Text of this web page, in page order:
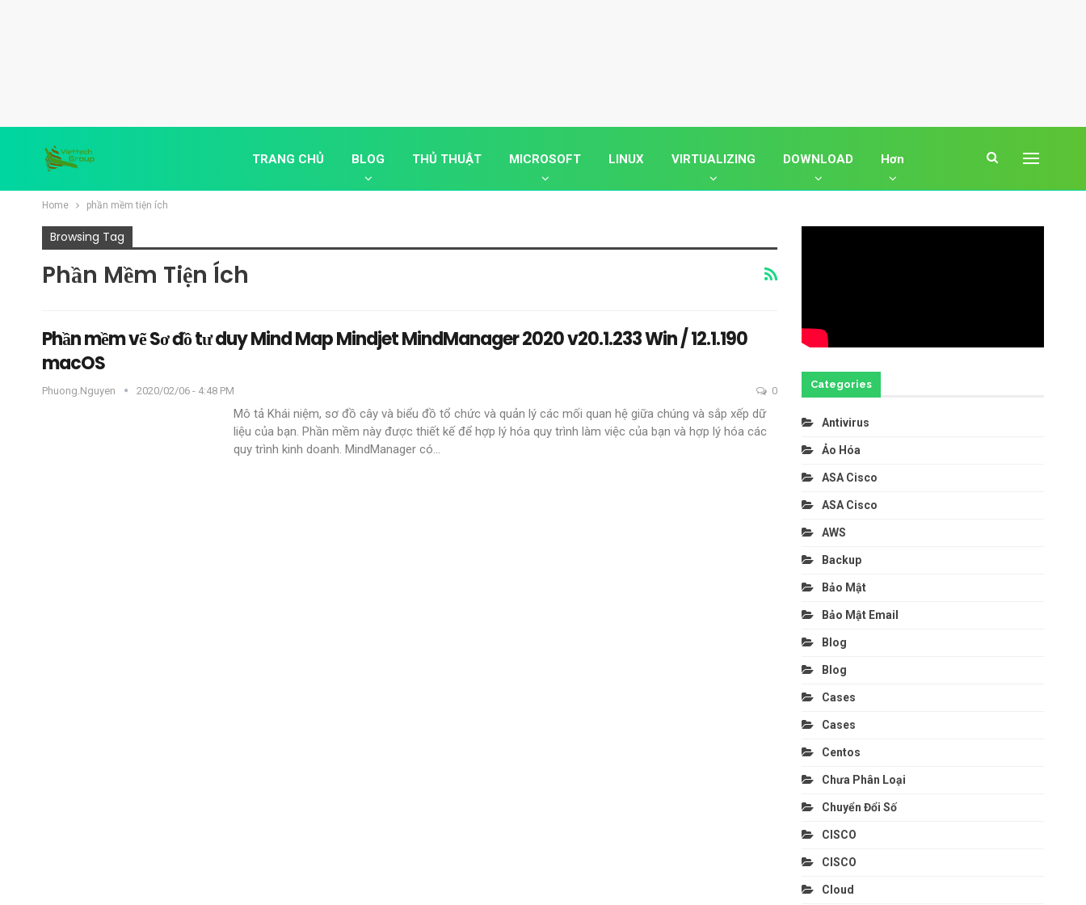
TRANG CHỦ BLOG THỦ THUẬT MICROSOFT LINUX VIRTUALIZING DOWNLOAD Hơn
Home phần mềm tiện ích
Browsing Tag
Phần Mềm Tiện Ích
Phần mềm vẽ Sơ đồ tư duy Mind Map Mindjet MindManager 2020 v20.1.233 Win / 12.1.190
macOS
Phuong.nguyen 2020/02/06 - 4:48 PM 0
Mô tả Khái niệm, sơ đồ cây và biểu đồ tổ chức và quản lý các mối quan hệ giữa chúng và sắp xếp dữ
liệu của bạn. Phần mềm này được thiết kế để hợp lý hóa quy trình làm việc của bạn và hợp lý hóa các
quy trình kinh doanh. MindManager có…
Categories
Antivirus
Ảo Hóa
ASA Cisco
ASA Cisco
AWS
Backup
Bảo Mật
Bảo Mật Email
Blog
Blog
Cases
Cases
Centos
Chưa Phân Loại
Chuyển Đổi Số
CISCO
CISCO
Cloud